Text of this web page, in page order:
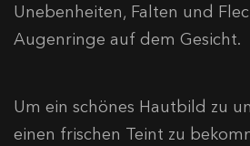
Unebenheiten, Falten und
Augenringe auf dem Gesicht.
Um ein schönes Hautbild zu
einen frischen Teint zu